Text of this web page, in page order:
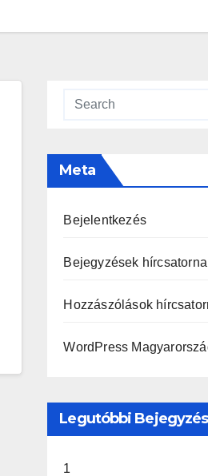
Meta
Bejelentkezés
Bejegyzések hírcsatorna
Hozzászólások
WordPress
Legutóbbi
1